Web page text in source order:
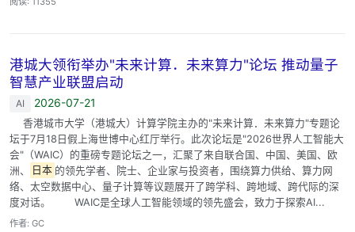
港城大领衔举办"未来计算．未来算力"论坛 推动量子
智慧产业联盟启动
AI 2026-07-21
香港城市大学（港城大）计算学院主办的"未来计算．未来算力"专题论
坛于7月18日假上海世博中心红厅举行。此次论坛是"2026世界人工智能大
会"（WAIC）的重磅专题论坛之一，汇聚了来自联合国、中国、美国、欧
洲、
日本 的领先学者、院士、企业家与投资者，围绕算力供给、算力网
络、太空数据中心、量子计算等议题展开了跨学科、跨地域、跨代际的深
度对话。 WAIC是全球人工智能领域的领先盛会，致力于探索AI...
作者: GC